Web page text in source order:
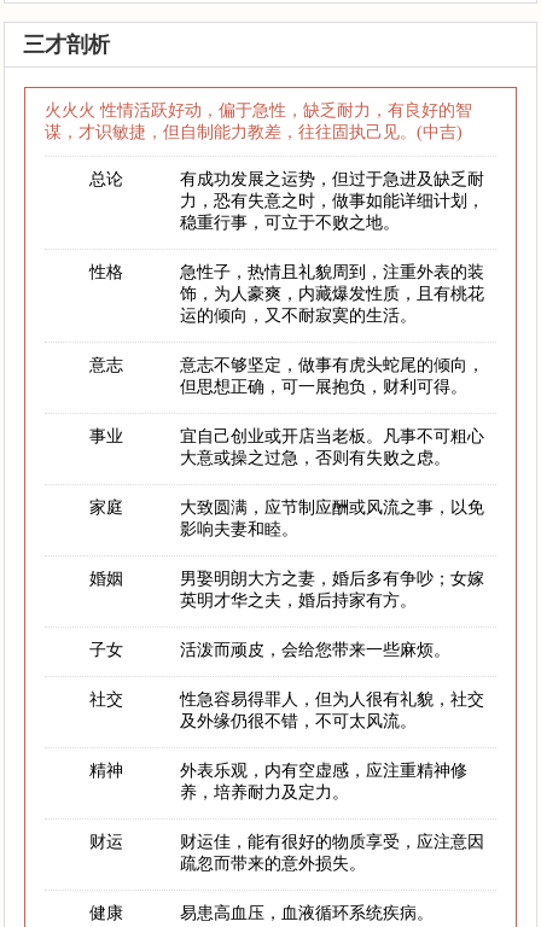
三才剖析
火火火 性情活跃好动，偏于急性，缺乏耐力，有良好的智
谋，才识敏捷，但自制能力教差，往往固执己见。(中吉)
总论
有成功发展之运势，但过于急进及缺乏耐
力，恐有失意之时，做事如能详细计划，
稳重行事，可立于不败之地。
性格
急性子，热情且礼貌周到，注重外表的装
饰，为人豪爽，内藏爆发性质，且有桃花
运的倾向，又不耐寂寞的生活。
意志
意志不够坚定，做事有虎头蛇尾的倾向，
但思想正确，可一展抱负，财利可得。
事业
宜自己创业或开店当老板。凡事不可粗心
大意或操之过急，否则有失败之虑。
家庭
大致圆满，应节制应酬或风流之事，以免
影响夫妻和睦。
婚姻
男娶明朗大方之妻，婚后多有争吵；女嫁
英明才华之夫，婚后持家有方。
子女 活泼而顽皮，会给您带来一些麻烦。
社交
性急容易得罪人，但为人很有礼貌，社交
及外缘仍很不错，不可太风流。
精神
外表乐观，内有空虚感，应注重精神修
养，培养耐力及定力。
财运
财运佳，能有很好的物质享受，应注意因
疏忽而带来的意外损失。
健康 易患高血压，血液循环系统疾病。